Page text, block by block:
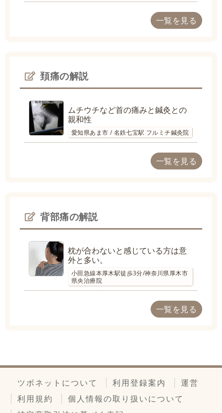
一覧を見る
頚痛の解説
ムチウチなど首の痛みと鍼灸との
親和性
愛知県あま市 / 名鉄七宝駅 フルミチ鍼灸院
一覧を見る
背部痛の解説
枕が合わないと感じている方は意
外と多い。
小田急線本厚木駅徒歩3分/神奈川県厚木市
県央治療院
一覧を見る
ツボネットについて 利用登録案内
運営
利用規約
個人情報の取り扱いについて